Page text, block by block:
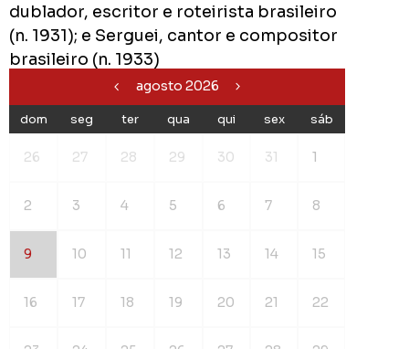
dublador, escritor e roteirista brasileiro
(n. 1931); e Serguei, cantor e compositor
brasileiro (n. 1933)
agosto 2026
dom seg ter qua qui sex sáb
26 27 28 29 30 31 1
2 3 4 5 6 7 8
9 10 11 12 13 14 15
16 17 18 19 20 21 22